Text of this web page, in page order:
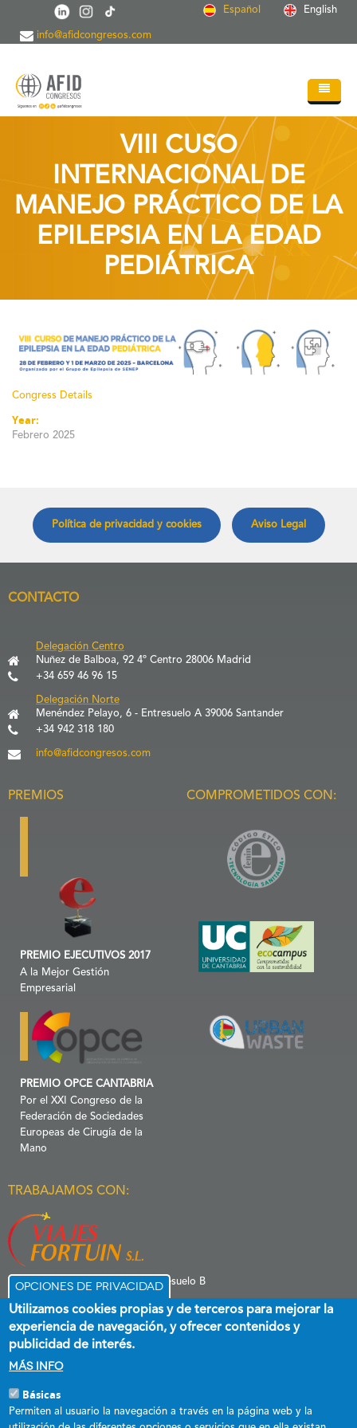
Pasar al contenido principal Español English
info@afidcongresos.com
Quiénes somos
Servicios
Congresos
VIII CUSO
INTERNACIONAL DE
MANEJO PRÁCTICO DE LA
EPILEPSIA EN LA EDAD
PEDIÁTRICA
Congress Details
Year:
Febrero 2025
Política de privacidad y cookies Aviso Legal
CONTACTO
Delegación Centro
Nuñez de Balboa, 92 4º Centro 28006 Madrid
+34 659 46 96 15
Delegación Norte
Menéndez Pelayo, 6 - Entresuelo A 39006 Santander
+34 942 318 180
info@afidcongresos.com
PREMIOS
PREMIO EJECUTIVOS 2017
A la Mejor Gestión
Empresarial
PREMIO OPCE CANTABRIA
Por el XXI Congreso de la
Federación de Sociedades
Europeas de Cirugía de la
Mano
COMPROMETIDOS CON:
TRABAJAMOS CON:
C/ Menéndez Pelayo 6 Entresuelo B
Esta empresa ha recibido una subvención destinada a promover el
Opciones de privacidad
Utilizamos cookies propias y de terceros para mejorar la
experiencia de navegación, y ofrecer contenidos y
publicidad de interés.
Más info
Básicas
Permiten al usuario la navegación a través en la página web y la